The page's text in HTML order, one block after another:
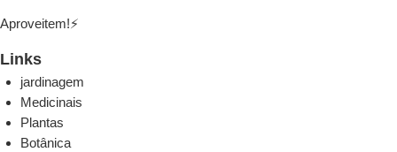
Aproveitem!⚡
Links
jardinagem
Medicinais
Plantas
Botânica